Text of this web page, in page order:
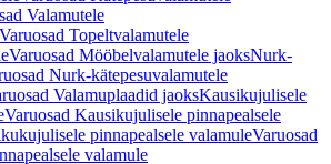
Valamutele
Varuosad Topeltvalamutele
Varuosad Mööbelvalamutele jaoksNurk-
Nurk-kätepesuvalamutele
Valamuplaadid jaoksKausikujulisele
Varuosad Kausikujulisele pinnapealsele
pinnapealsele valamuleVaruosad
valamule